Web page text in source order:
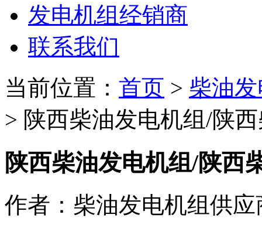
发电机组经销商
联系我们
当前位置： 首页 > 柴油
> 陕西柴油发电机组/陕
陕西柴油发电机组/陕西
作者：柴油发电机组供应